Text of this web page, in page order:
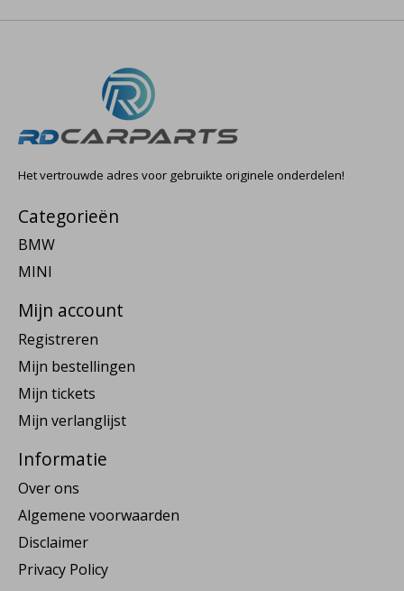
Het vertrouwde adres voor gebruikte originele onderdelen!
Categorieën
BMW
MINI
Mijn account
Registreren
Mijn bestellingen
Mijn tickets
Mijn verlanglijst
Informatie
Over ons
Algemene voorwaarden
Disclaimer
Privacy Policy